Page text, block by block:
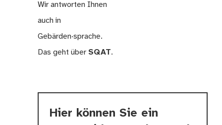
Wir antworten Ihnen
auch in
Gebärden·sprache.
Das geht über SQAT.
Hier können Sie ein